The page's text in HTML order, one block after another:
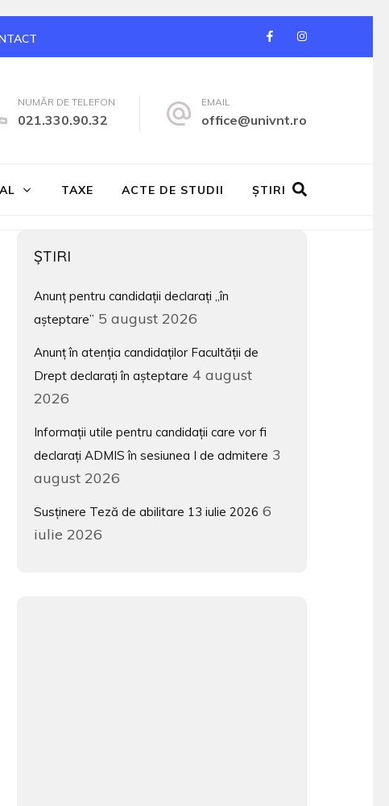
NUMĂR DE TELEFON
021.330.90.32
EMAIL
office@univnt.ro
TAXE ACTE DE STUDII ŞTIRI
ŞTIRI
Anunț pentru candidații declarați „în
așteptare” 5 august 2026
Anunț în atenția candidaților Facultății de
Drept declarați în așteptare 4 august
2026
Informații utile pentru candidații care vor fi
declarați ADMIS în sesiunea I de admitere 3
august 2026
Susținere Teză de abilitare 13 iulie 2026 6
iulie 2026